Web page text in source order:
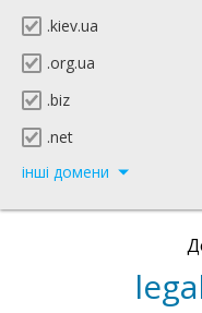
.kiev.ua
.org.ua
.biz
.net
інші домени